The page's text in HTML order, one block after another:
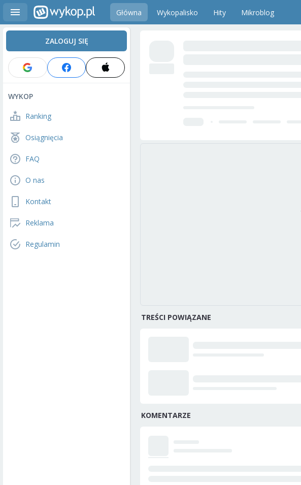
Główna Wykopalisko Hity Mikroblog
ZALOGUJ SIĘ
WYKOP
Ranking
Osiągnięcia
FAQ
O nas
Kontakt
Reklama
Regulamin
TREŚCI POWIĄZANE
KOMENTARZE